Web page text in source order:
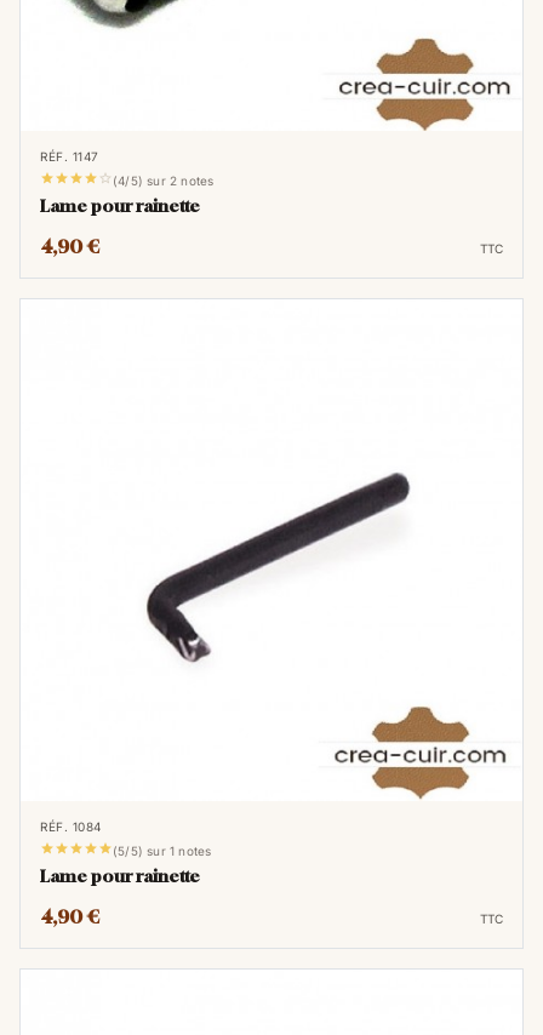
RÉF. 1147
  (4/5) sur 2 notes
Lame pour rainette
4,90 € TTC
RÉF. 1084
(5/5) sur 1 notes
Lame pour rainette
4,90 € TTC